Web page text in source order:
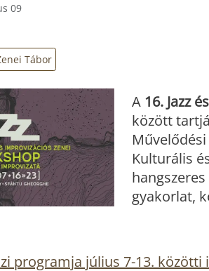
09
Tábor
A 16. Jazz
között
Kulturális
gyakorlat,
programja július 7-13. közötti